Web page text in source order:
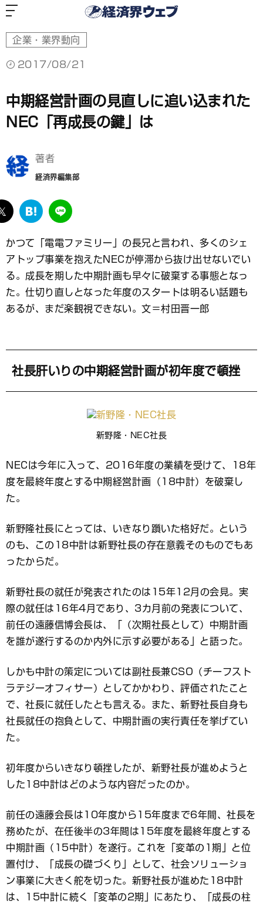
企業・業界動向
2017/08/21
中期経営計画の見直しに追い込まれた
NEC「再成長の鍵」は
著者
経済界編集部
twitter
は
な
ブ
ッ
ク
マ
ー
ク
LINE
かつて「電電ファミリー」の長兄と言われ、多くのシェ
アトップ事業を抱えたNECが停滞から抜け出せないでい
る。成長を期した中期計画も早々に破棄する事態となっ
た。仕切り直しとなった年度のスタートは明るい話題も
あるが、まだ楽観視できない。文＝村田晋一郎
社長肝いりの中期経営計画が初年度で頓挫
新野隆・NEC社長
NECは今年に入って、2016年度の業績を受けて、18年
度を最終年度とする中期経営計画（18中計）を破棄し
た。
新野隆社長にとっては、いきなり躓いた格好だ。という
のも、この18中計は新野社長の存在意義そのものでもあ
ったからだ。
新野社長の就任が発表されたのは15年12月の会見。実
際の就任は16年4月であり、3カ月前の発表について、
前任の遠藤信博会長は、「（次期社長として）中期計画
を誰が遂行するのか内外に示す必要がある」と語った。
しかも中計の策定については副社長兼CSO（チーフスト
ラテジーオフィサー）としてかかわり、評価されたこと
で、社長に就任したとも言える。また、新野社長自身も
社長就任の抱負として、中期計画の実行責任を挙げてい
た。
初年度からいきなり頓挫したが、新野社長が進めようと
した18中計はどのような内容だったのか。
前任の遠藤会長は10年度から15年度まで6年間、社長を
務めたが、在任後半の3年間は15年度を最終年度とする
中期計画（15中計）を遂行。これを「変革の1期」と位
置付け、「成長の礎づくり」として、社会ソリューショ
ン事業に大きく舵を切った。新野社長が進めた18中計
は、15中計に続く「変革の2期」にあたり、「成長の柱